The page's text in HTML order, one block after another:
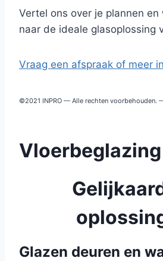
Vertel ons over je plannen en
naar de ideale glasoplossing
Vraag een afspraak of meer
©2021 INPRO — Alle rechten voorbehouden.
Vloerbeglazing
Glazen deuren en